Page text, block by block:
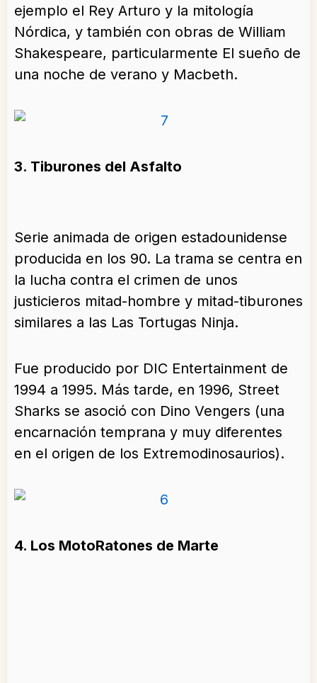
ejemplo el Rey Arturo y la mitología
Nórdica, y también con obras de William
Shakespeare, particularmente El sueño de
una noche de verano y Macbeth.
3. Tiburones del Asfalto
Serie animada de origen estadounidense
producida en los 90. La trama se centra en
la lucha contra el crimen de unos
justicieros mitad-hombre y mitad-tiburones
similares a las Las Tortugas Ninja.
Fue producido por DIC Entertainment de
1994 a 1995. Más tarde, en 1996, Street
Sharks se asoció con Dino Vengers (una
encarnación temprana y muy diferentes
en el origen de los Extremodinosaurios).
4. Los MotoRatones de Marte